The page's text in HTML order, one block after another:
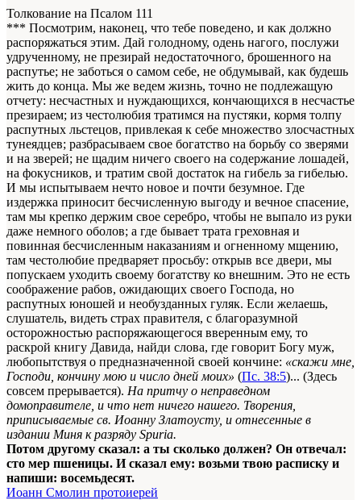
Толкование на Псалом 111
*** Посмотрим, наконец, что тебе поведено, и как должно
распоряжаться этим. Дай голодному, одень нагого, послужи
удрученному, не презирай недостаточного, брошенного на
распутье; не заботься о самом себе, не обдумывай, как будешь
жить до конца. Мы же ведем жизнь, точно не подлежащую
отчету: несчастных и нуждающихся, кончающихся в несчастье
презираем; из честолюбия тратимся на пустяки, кормя толпу
распутных льстецов, привлекая к себе множество злосчастных
тунеядцев; разбрасываем свое богатство на борьбу со зверями
и на зверей; не щадим ничего своего на содержание лошадей,
на фокусников, и тратим свой достаток на гибель за гибелью.
И мы испытываем нечто новое и почти безумное. Где
издержка приносит бесчисленную выгоду и вечное спасение,
там мы крепко держим свое серебро, чтобы не выпало из руки
даже немного оболов; а где бывает трата греховная и
повинная бесчисленным наказаниям и огненному мщению,
там честолюбие предваряет просьбу: открыв все двери, мы
попускаем уходить своему богатству ко внешним. Это не есть
соображение рабов, ожидающих своего Господа, но
распутных юношей и необузданных гуляк. Если желаешь,
слушатель, видеть страх правителя, с благоразумной
осторожностью распоряжающегося вверенным ему, то
раскрой книгу Давида, найди слова, где говорит Богу муж,
любопытствуя о предназначенной своей кончине: «скажи мне,
Господи, кончину мою и число дней моих» (Пс. 38:5)... (Здесь
совсем прерывается). На притчу о неправедном
домоправителе, и что нет ничего нашего. Творения,
приписываемые св. Иоанну Златоусту, и отнесенные в
издании Миня к разряду Spuria.
Потом другому сказал: а ты сколько должен? Он отвечал:
сто мер пшеницы. И сказал ему: возьми твою расписку и
напиши: восемьдесят.
Иоанн Смолин протоиерей